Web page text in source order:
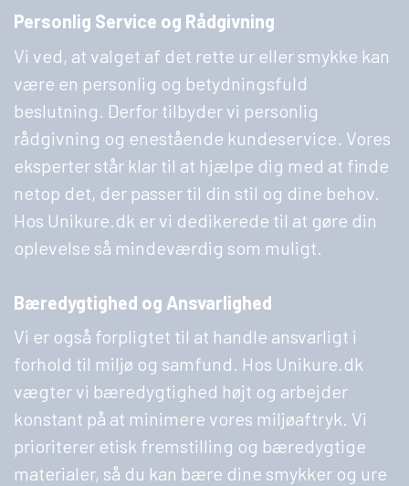
Personlig Service og Rådgivning
Vi ved, at valget af det rette ur eller smykke kan
være en personlig og betydningsfuld
beslutning. Derfor tilbyder vi personlig
rådgivning og enestående kundeservice. Vores
eksperter står klar til at hjælpe dig med at finde
netop det, der passer til din stil og dine behov.
Hos Unikure.dk er vi dedikerede til at gøre din
oplevelse så mindeværdig som muligt.
Bæredygtighed og Ansvarlighed
Vi er også forpligtet til at handle ansvarligt i
forhold til miljø og samfund. Hos Unikure.dk
vægter vi bæredygtighed højt og arbejder
konstant på at minimere vores miljøaftryk. Vi
prioriterer etisk fremstilling og bæredygtige
materialer, så du kan bære dine smykker og ure